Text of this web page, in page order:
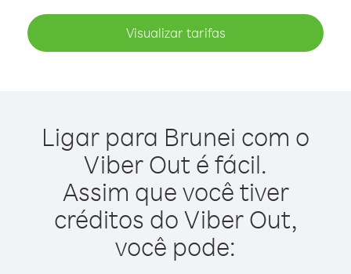
Visualizar tarifas
Ligar para Brunei com o
Viber Out é fácil.
Assim que você tiver
créditos do Viber Out,
você pode: